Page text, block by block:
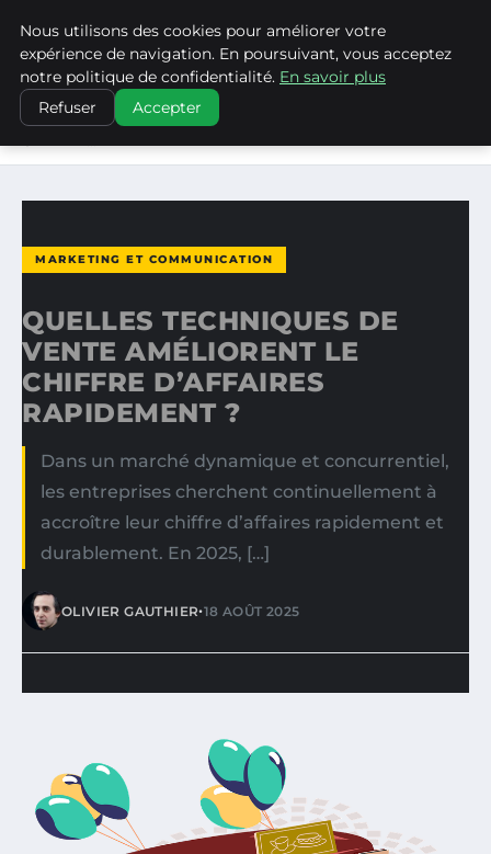
LA VANGUARDIA DEL SUR
ACCUEIL
MARKETING ET COMMUNICATION
QUELLES TECHNIQUES DE VENTE AMÉLIORENT LE
MARKETING ET COMMUNICATION
QUELLES TECHNIQUES DE
VENTE AMÉLIORENT LE
CHIFFRE D’AFFAIRES
RAPIDEMENT ?
Dans un marché dynamique et concurrentiel,
les entreprises cherchent continuellement à
accroître leur chiffre d’affaires rapidement et
durablement. En 2025, […]
OLIVIER GAUTHIER•18 AOÛT 2025
Nous utilisons des cookies pour améliorer votre
expérience de navigation. En poursuivant, vous acceptez
notre politique de confidentialité. En savoir plus
Refuser
Accepter